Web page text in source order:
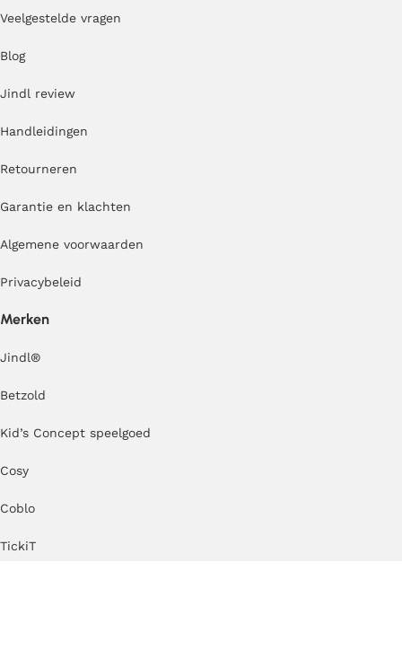
Veelgestelde vragen
Blog
Jindl review
Handleidingen
Retourneren
Garantie en klachten
Algemene voorwaarden
Privacybeleid
Merken
Jindl®
Betzold
Kid’s Concept speelgoed
Cosy
Coblo
TickiT